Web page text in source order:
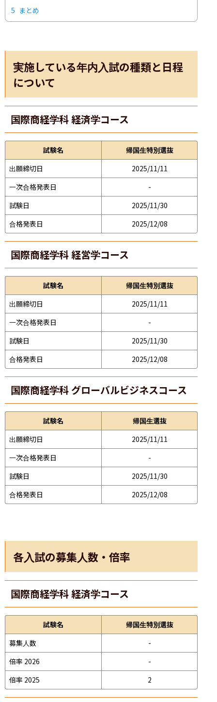
5 まとめ
実施している年内入試の種類と日程
について
国際商経学科 経済学コース
試験名
帰国生特別選抜
出願締切日
2025/11/11
一次合格発表日
-
試験日
2025/11/30
合格発表日
2025/12/08
国際商経学科 経営学コース
試験名
帰国生特別選抜
出願締切日
2025/11/11
一次合格発表日
-
試験日
2025/11/30
合格発表日
2025/12/08
国際商経学科 グローバルビジネスコース
試験名
帰国生選抜
出願締切日
2025/11/11
一次合格発表日
-
試験日
2025/11/30
合格発表日
2025/12/08
各入試の募集人数・倍率
国際商経学科 経済学コース
試験名
帰国生特別選抜
募集人数
-
倍率 2026
-
倍率 2025
2